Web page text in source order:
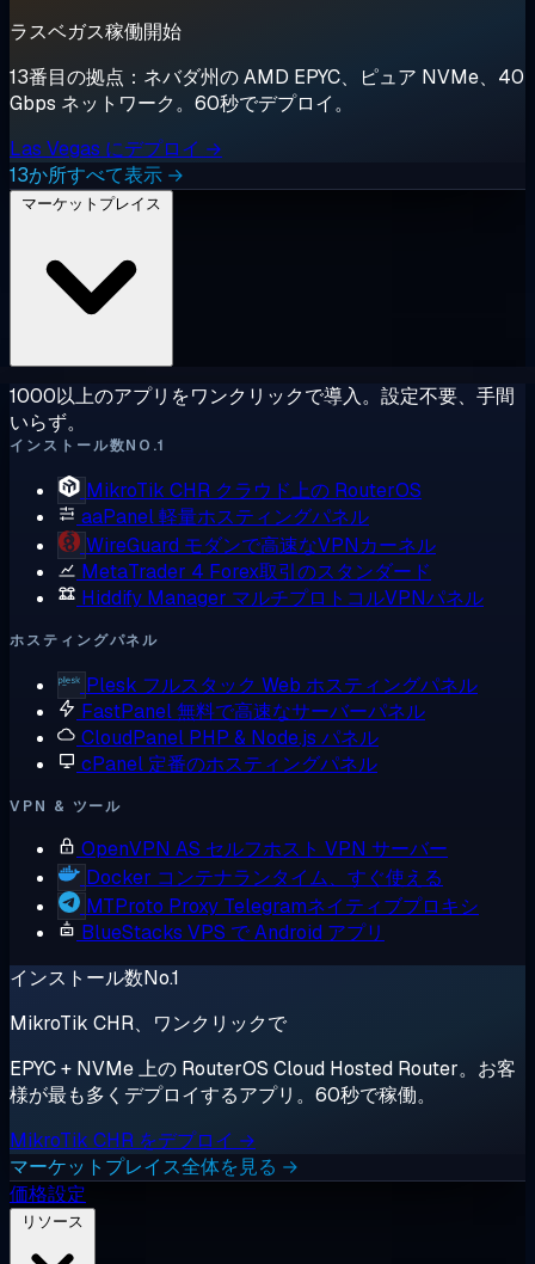
ラスベガス稼働開始
13番目の拠点：ネバダ州の AMD EPYC、ピュア NVMe、40
Gbps ネットワーク。60秒でデプロイ。
Las Vegas にデプロイ →
13か所すべて表示 →
1000以上のアプリをワンクリックで導入。設定不要、手間
いらず。
インストール数NO.1
MikroTik CHR クラウド上の RouterOS
aaPanel軽量ホスティングパネル
WireGuard モダンで高速なVPNカーネル
MetaTrader 4 Forex取引のスタンダード
Hiddify Manager マルチプロトコルVPNパネル
ホスティングパネル
Plesk フルスタック Web ホスティングパネル
FastPanel無料で高速なサーバーパネル
CloudPanel PHP & Node.js パネル
cPanel 定番のホスティングパネル
VPN & ツール
OpenVPN AS セルフホスト VPN サーバー
Docker コンテナランタイム、すぐ使える
MTProto Proxy Telegramネイティブプロキシ
BlueStacks VPS で Android アプリ
インストール数No.1
MikroTik CHR、ワンクリックで
EPYC + NVMe 上の RouterOS Cloud Hosted Router。お客
様が最も多くデプロイするアプリ。60秒で稼働。
MikroTik CHR をデプロイ →
マーケットプレイス全体を見る →
価格設定